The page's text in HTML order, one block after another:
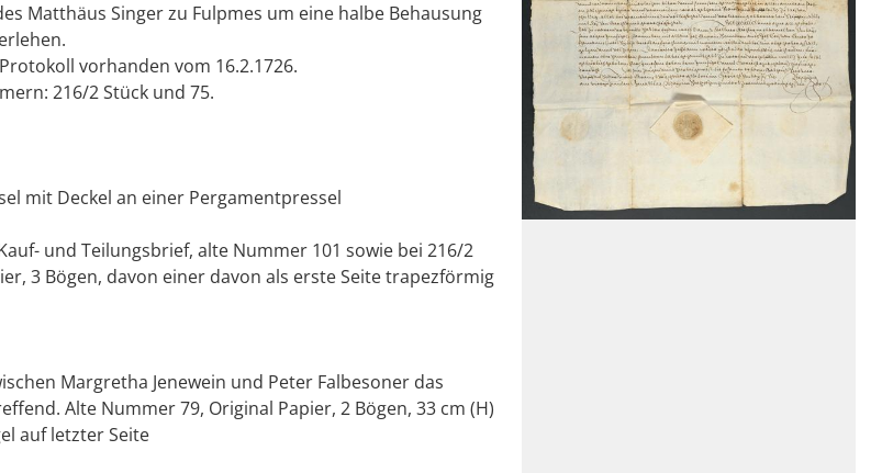
Matthäus Singer zu Fulpmes um eine halbe Behausung
vorhanden vom 16.2.1726.
216/2 Stück und 75.
mit Deckel an einer Pergamentpressel
und Teilungsbrief, alte Nummer 101 sowie bei 216/2
3 Bögen, davon einer davon als erste Seite trapezförmig
Margretha Jenewein und Peter Falbesoner das
Alte Nummer 79, Original Papier, 2 Bögen, 33 cm (H)
auf letzter Seite